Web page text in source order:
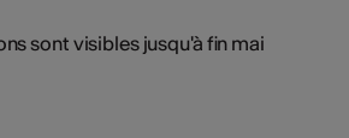
sont visibles jusqu'à fin mai